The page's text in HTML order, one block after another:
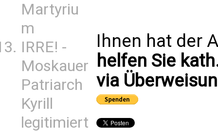
Martyriu
m
IRRE! -
Moskauer
Patriarch
Kyrill
legitimiert
Ihnen hat der
helfen Sie
via